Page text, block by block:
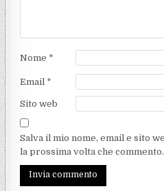
Nome *
Email *
Sito web
Salva il mio nome, email e sito
la prossima volta che commento.